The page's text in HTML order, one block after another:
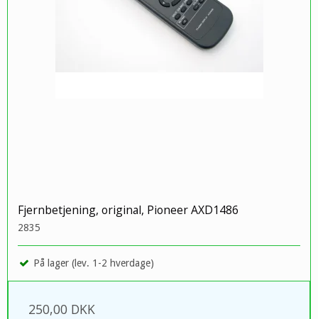
Fjernbetjening, original, Pioneer AXD1486
2835
På lager (lev. 1-2 hverdage)
250,00 DKK